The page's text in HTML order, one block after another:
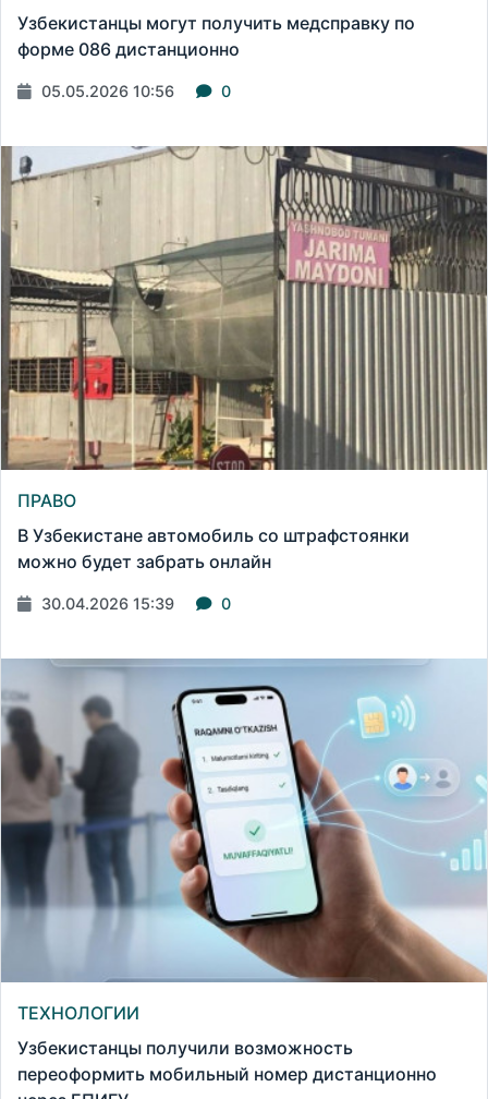
Узбекистанцы могут получить медсправку по
форме 086 дистанционно
05.05.2026 10:56 0
ПРАВО
В Узбекистане автомобиль со штрафстоянки
можно будет забрать онлайн
30.04.2026 15:39 0
ТЕХНОЛОГИИ
Узбекистанцы получили возможность
переоформить мобильный номер дистанционно